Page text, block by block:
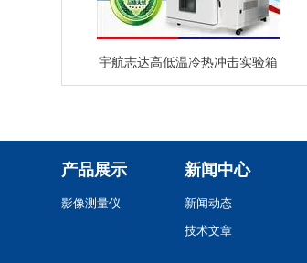
宇航志达高低温冷热冲击实验箱
产品展示
影像测量仪
新闻中心
新闻动态
技术文章